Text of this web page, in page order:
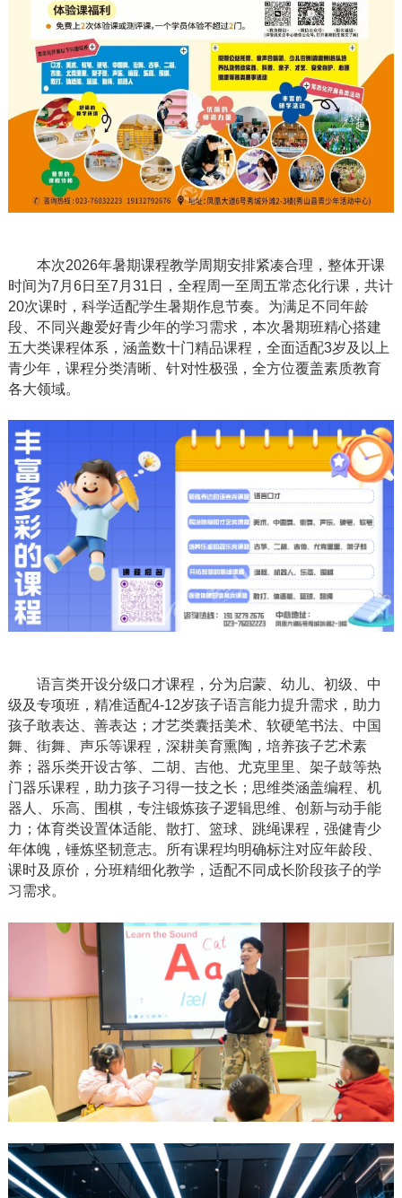
本次2026年暑期课程教学周期安排紧凑合理，整体开课
时间为7月6日至7月31日
，全程周一至周五常态化行课，共计
20次课时，科学适配学生暑期作息节奏。为满足不同年龄
段、不同兴趣爱好青少年的学习需求，本次暑期班精心搭建
五大类课程体系，涵盖数十门精品课程，全面适配3岁及以上
青少年，课程分类清晰、针对性极强，全方位覆盖素质教育
各大领域。
语言类开设分级口才课程，分为启蒙、幼儿、初级、中
级及专项班，精准适配4-12岁孩子语言能力提升需求，助力
孩子敢表达、善表达；才艺类囊括美术、软硬笔书法、中国
舞、街舞、声乐等课程，深耕美育熏陶，培养孩子艺术素
养；器乐类开设古筝、二胡、吉他、尤克里里、架子鼓等热
门器乐课程，助力孩子习得一技之长；思维类涵盖编程、机
器人、乐高、围棋，专注锻炼孩子逻辑思维、创新与动手能
力；体育类设置体适能、散打、篮球、跳绳课程，强健青少
年体魄，锤炼坚韧意志。所有课程均明确标注对应年龄段、
课时及原价，分班精细化教学，适配不同成长阶段孩子的学
习需求。